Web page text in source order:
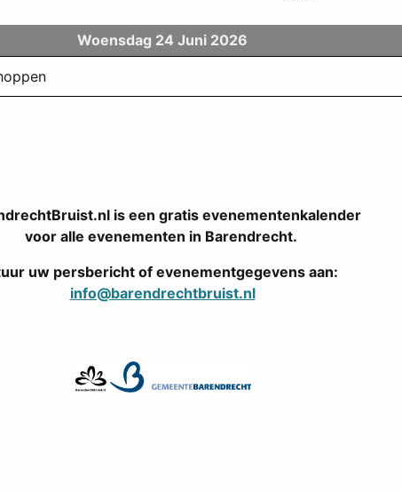
Woensdag 24 Juni 2026
is een gratis evenementenkalender
voor alle evenementen in Barendrecht.
uw persbericht of evenementgegevens aan:
info@barendrechtbruist.nl